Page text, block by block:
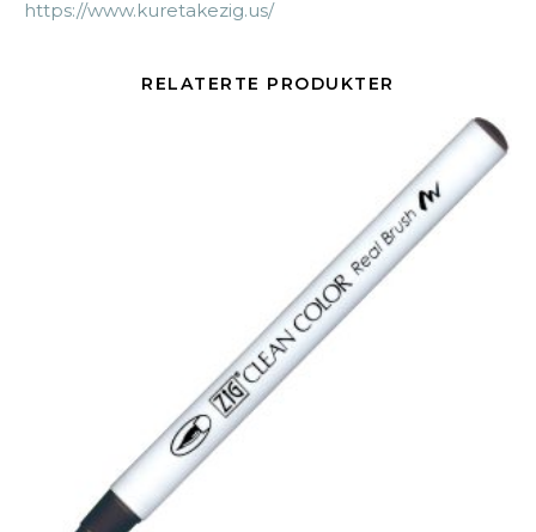
https://www.kuretakezig.us/
RELATERTE PRODUKTER